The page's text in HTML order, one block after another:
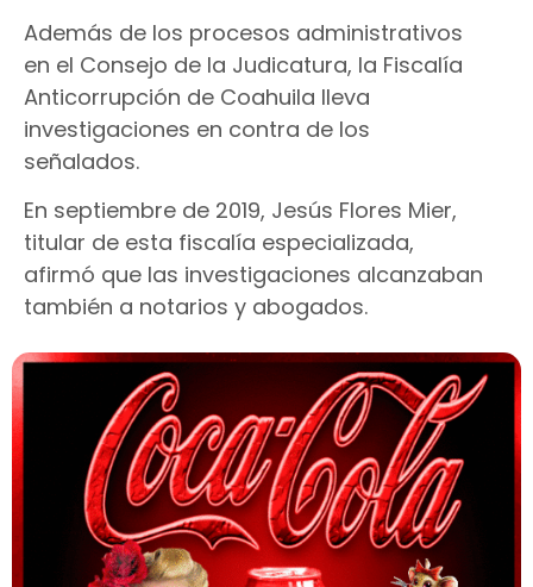
Además de los procesos administrativos
en el Consejo de la Judicatura, la Fiscalía
Anticorrupción de Coahuila lleva
investigaciones en contra de los
señalados.
En septiembre de 2019, Jesús Flores Mier,
titular de esta fiscalía especializada,
afirmó que las investigaciones alcanzaban
también a notarios y abogados.